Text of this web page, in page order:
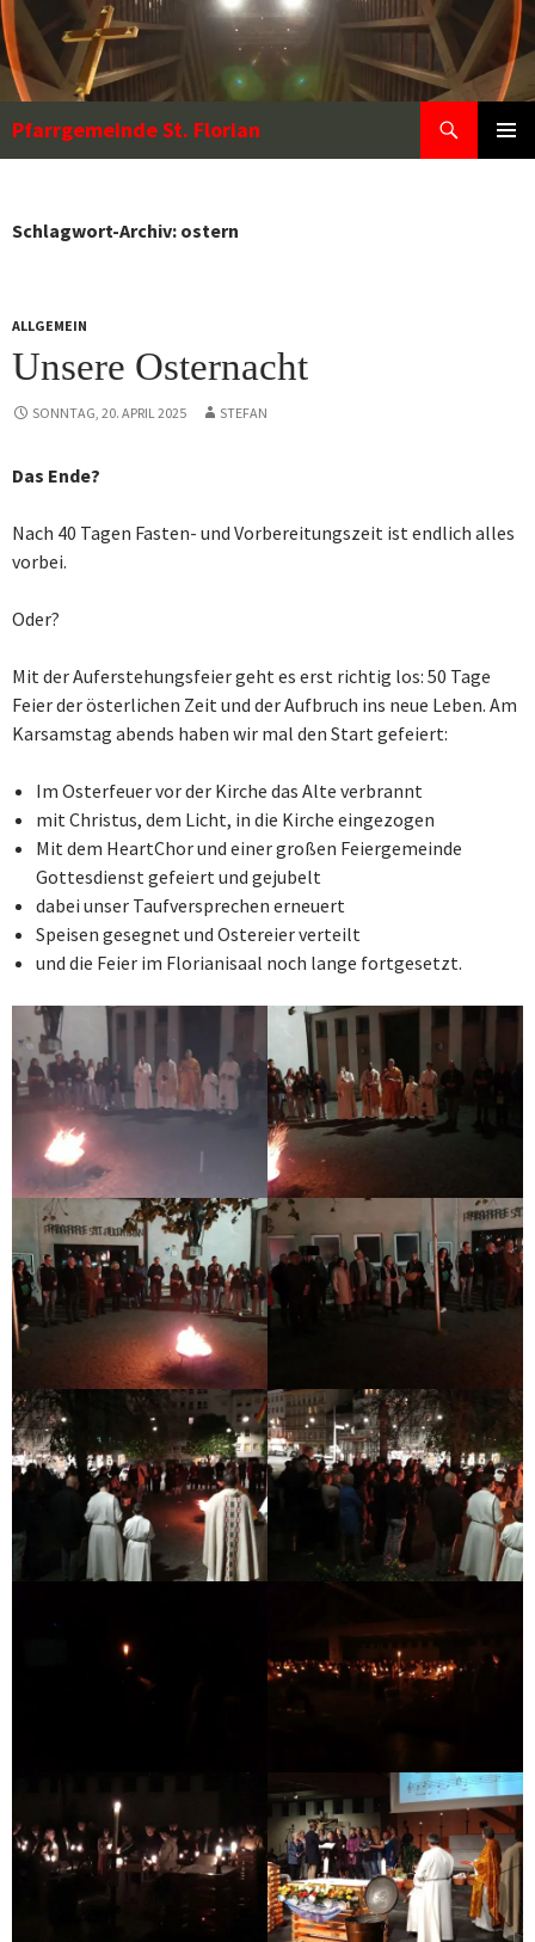
Zum
Inhalt
springen
Pfarrgemeinde St. Florian
Schlagwort-Archiv: ostern
ALLGEMEIN
Unsere Osternacht
SONNTAG, 20. APRIL 2025 STEFAN
Das Ende?
Nach 40 Tagen Fasten- und Vorbereitungszeit ist endlich alles
vorbei.
Oder?
Mit der Auferstehungsfeier geht es erst richtig los: 50 Tage
Feier der österlichen Zeit und der Aufbruch ins neue Leben. Am
Karsamstag abends haben wir mal den Start gefeiert:
Im Osterfeuer vor der Kirche das Alte verbrannt
mit Christus, dem Licht, in die Kirche eingezogen
Mit dem HeartChor und einer großen Feiergemeinde
Gottesdienst gefeiert und gejubelt
dabei unser Taufversprechen erneuert
Speisen gesegnet und Ostereier verteilt
und die Feier im Florianisaal noch lange fortgesetzt.